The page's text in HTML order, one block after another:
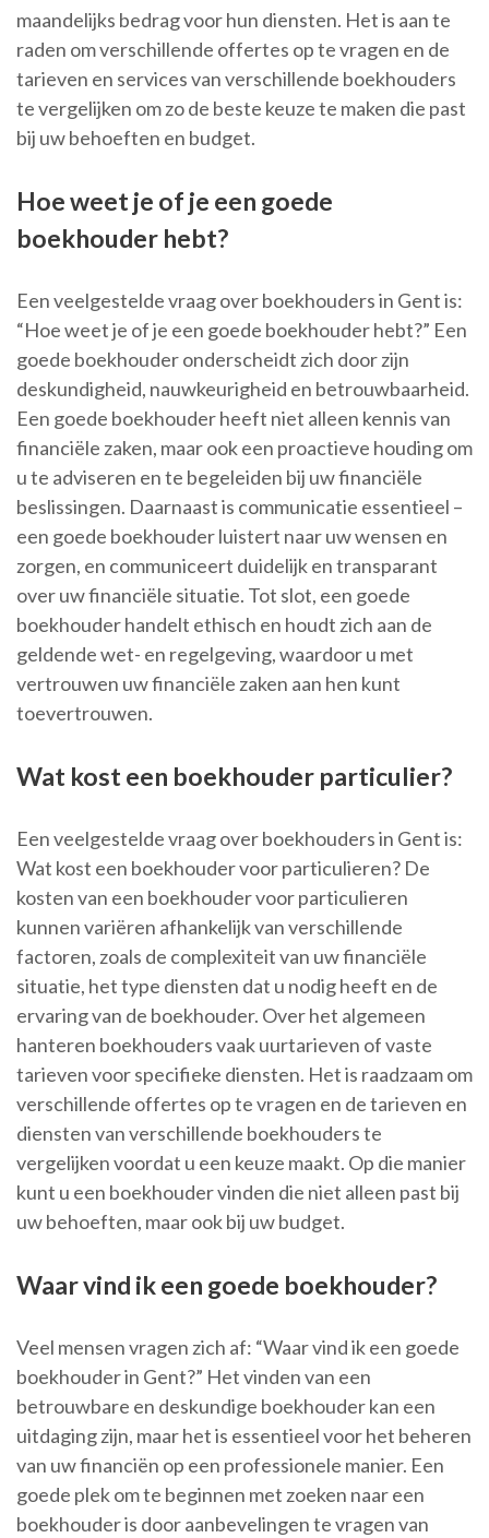
maandelijks bedrag voor hun diensten. Het is aan te
raden om verschillende offertes op te vragen en de
tarieven en services van verschillende boekhouders
te vergelijken om zo de beste keuze te maken die past
bij uw behoeften en budget.
Hoe weet je of je een goede
boekhouder hebt?
Een veelgestelde vraag over boekhouders in Gent is:
“Hoe weet je of je een goede boekhouder hebt?” Een
goede boekhouder onderscheidt zich door zijn
deskundigheid, nauwkeurigheid en betrouwbaarheid.
Een goede boekhouder heeft niet alleen kennis van
financiële zaken, maar ook een proactieve houding om
u te adviseren en te begeleiden bij uw financiële
beslissingen. Daarnaast is communicatie essentieel –
een goede boekhouder luistert naar uw wensen en
zorgen, en communiceert duidelijk en transparant
over uw financiële situatie. Tot slot, een goede
boekhouder handelt ethisch en houdt zich aan de
geldende wet- en regelgeving, waardoor u met
vertrouwen uw financiële zaken aan hen kunt
toevertrouwen.
Wat kost een boekhouder particulier?
Een veelgestelde vraag over boekhouders in Gent is:
Wat kost een boekhouder voor particulieren? De
kosten van een boekhouder voor particulieren
kunnen variëren afhankelijk van verschillende
factoren, zoals de complexiteit van uw financiële
situatie, het type diensten dat u nodig heeft en de
ervaring van de boekhouder. Over het algemeen
hanteren boekhouders vaak uurtarieven of vaste
tarieven voor specifieke diensten. Het is raadzaam om
verschillende offertes op te vragen en de tarieven en
diensten van verschillende boekhouders te
vergelijken voordat u een keuze maakt. Op die manier
kunt u een boekhouder vinden die niet alleen past bij
uw behoeften, maar ook bij uw budget.
Waar vind ik een goede boekhouder?
Veel mensen vragen zich af: “Waar vind ik een goede
boekhouder in Gent?” Het vinden van een
betrouwbare en deskundige boekhouder kan een
uitdaging zijn, maar het is essentieel voor het beheren
van uw financiën op een professionele manier. Een
goede plek om te beginnen met zoeken naar een
boekhouder is door aanbevelingen te vragen van